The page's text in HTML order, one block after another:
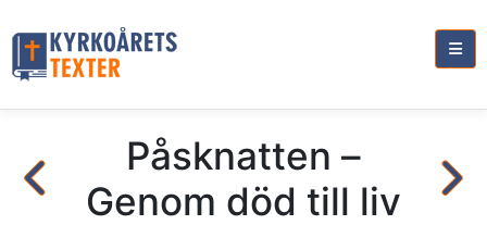
Påsknatten –
Genom död till liv